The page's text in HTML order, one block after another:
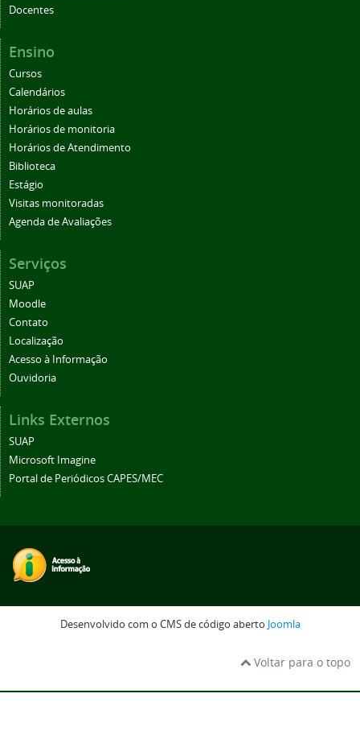
Docentes
Ensino
Cursos
Calendários
Horários de aulas
Horários de monitoria
Horários de Atendimento
Biblioteca
Estágio
Visitas monitoradas
Agenda de Avaliações
Serviços
SUAP
Moodle
Contato
Localização
Acesso à Informação
Ouvidoria
Links Externos
SUAP
Microsoft Imagine
Portal de Periódicos CAPES/MEC
Desenvolvido com o CMS de código aberto Joomla
Voltar para o topo